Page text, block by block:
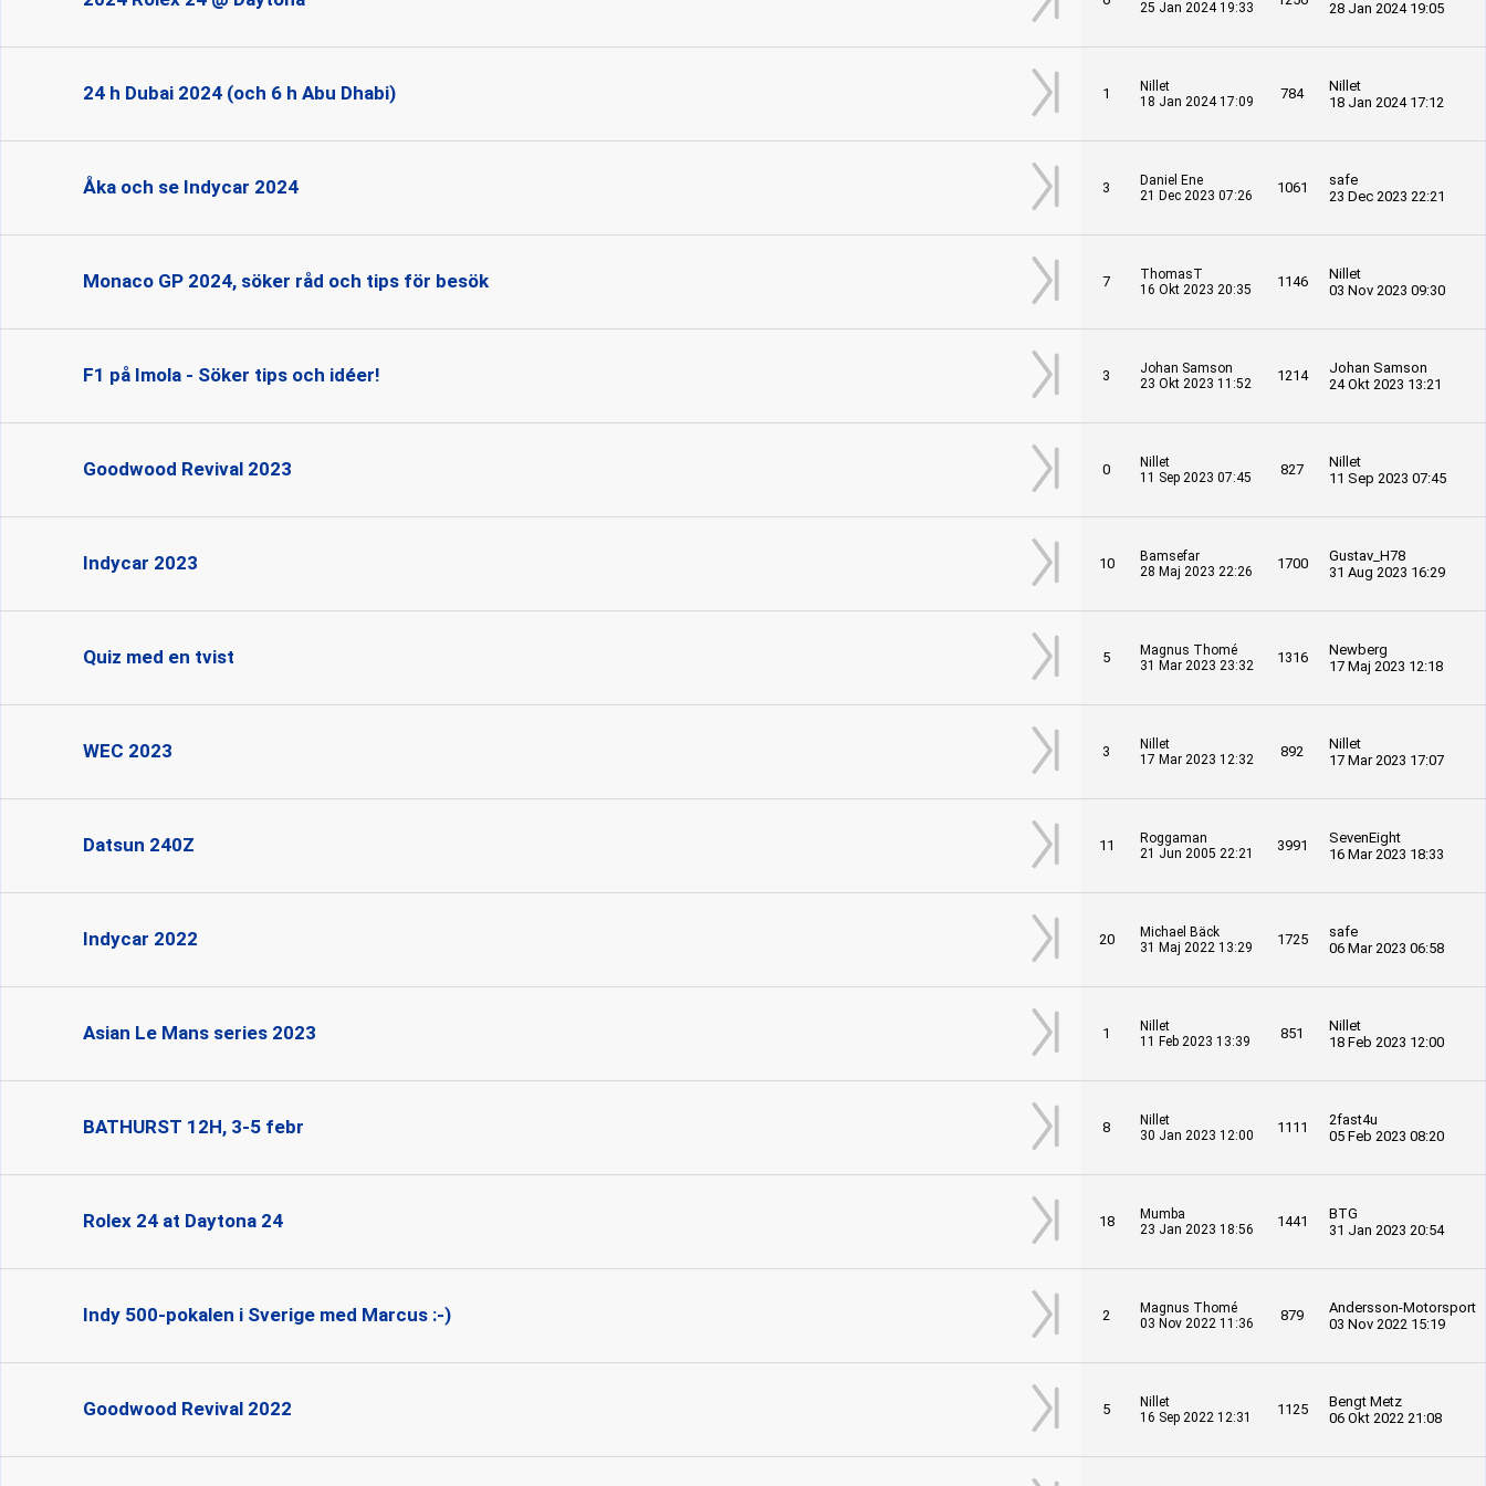
25 Jan 2024 19:33
28 Jan 2024 19:05
24 h Dubai 2024 (och 6 h Abu Dhabi) 1
Nillet
18 Jan 2024 17:09
784
Nillet
18 Jan 2024 17:12
Åka och se Indycar 2024 3
Daniel Ene
21 Dec 2023 07:26
1061
safe
23 Dec 2023 22:21
Monaco GP 2024, söker råd och tips för besök 7
ThomasT
16 Okt 2023 20:35
1146
Nillet
03 Nov 2023 09:30
F1 på Imola - Söker tips och idéer! 3
Johan Samson
23 Okt 2023 11:52
1214
Johan Samson
24 Okt 2023 13:21
Goodwood Revival 2023 0
Nillet
11 Sep 2023 07:45
827
Nillet
11 Sep 2023 07:45
Indycar 2023 10
Bamsefar
28 Maj 2023 22:26
1700
Gustav_H78
31 Aug 2023 16:29
Quiz med en tvist 5
Magnus Thomé
31 Mar 2023 23:32
1316
Newberg
17 Maj 2023 12:18
WEC 2023 3
Nillet
17 Mar 2023 12:32
892
Nillet
17 Mar 2023 17:07
Datsun 240Z 11
Roggaman
21 Jun 2005 22:21
3991
SevenEight
16 Mar 2023 18:33
Indycar 2022 20
Michael Bäck
31 Maj 2022 13:29
1725
safe
06 Mar 2023 06:58
Asian Le Mans series 2023 1
Nillet
11 Feb 2023 13:39
851
Nillet
18 Feb 2023 12:00
BATHURST 12H, 3-5 febr 8
Nillet
30 Jan 2023 12:00
1111
2fast4u
05 Feb 2023 08:20
Rolex 24 at Daytona 24 18
Mumba
23 Jan 2023 18:56
1441
BTG
31 Jan 2023 20:54
Indy 500-pokalen i Sverige med Marcus :-) 2
Magnus Thomé
03 Nov 2022 11:36
879
Andersson-Motorsport
03 Nov 2022 15:19
Goodwood Revival 2022 5
Nillet
16 Sep 2022 12:31
1125
Bengt Metz
06 Okt 2022 21:08